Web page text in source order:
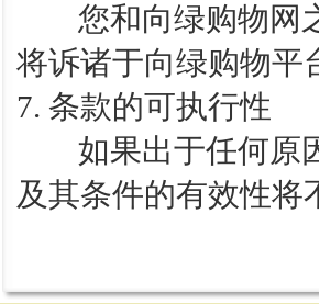
您和向绿购物网之
将诉诸于向绿购物平
7. 条款的可执行性
如果出于任何原因
及其条件的有效性将